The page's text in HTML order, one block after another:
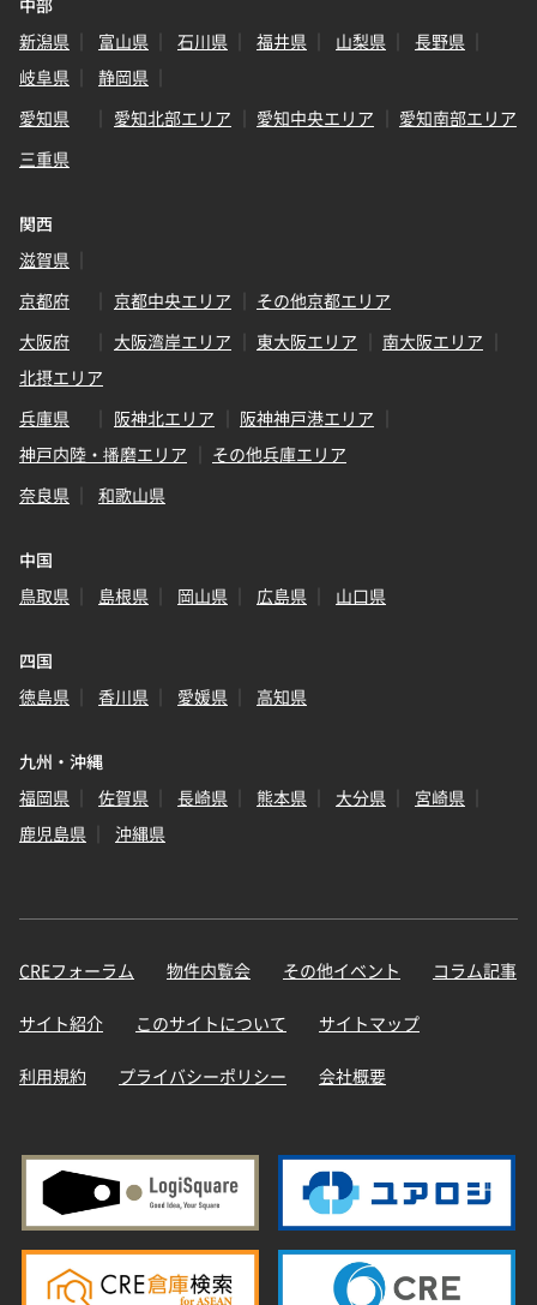
中部
新潟県
富山県 石川県 福井県 山梨県
長野県
岐阜県
静岡県
愛知県
愛知北部エリア 愛知中央エリア
愛知南部エリア
三重県
関西
滋賀県
京都府
京都中央エリア
その他京都エリア
大阪府
大阪湾岸エリア 東大阪エリア
南大阪エリア
北摂エリア
兵庫県
阪神北エリア
阪神神戸港エリア
神戸内陸・播磨エリア
その他兵庫エリア
奈良県
和歌山県
中国
鳥取県
島根県 岡山県 広島県 山口県
四国
徳島県
香川県 愛媛県 高知県
九州・沖縄
福岡県
佐賀県 長崎県 熊本県 大分県
宮崎県
鹿児島県
沖縄県
CREフォーラム 物件内覧会 その他イベント コラム記事
サイト紹介 このサイトについて サイトマップ
利用規約 プライバシーポリシー 会社概要